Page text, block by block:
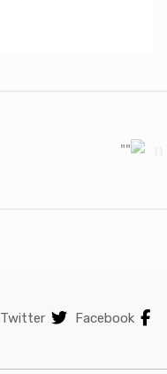
Facebook
Twitter